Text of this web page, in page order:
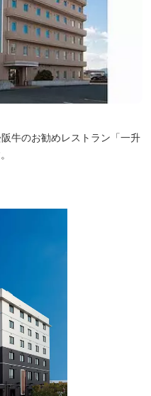
牛のお勧めレストラン「一升